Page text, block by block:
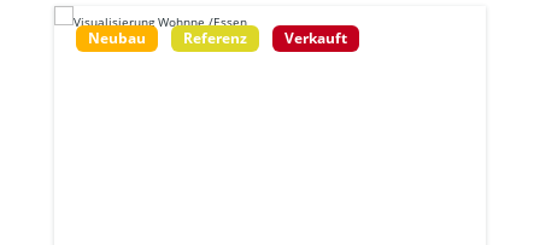
Neubau Referenz Verkauft